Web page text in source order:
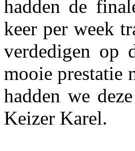
hadden de
keer per week
verdedigen op
mooie prestatie
hadden we
Keizer Karel.